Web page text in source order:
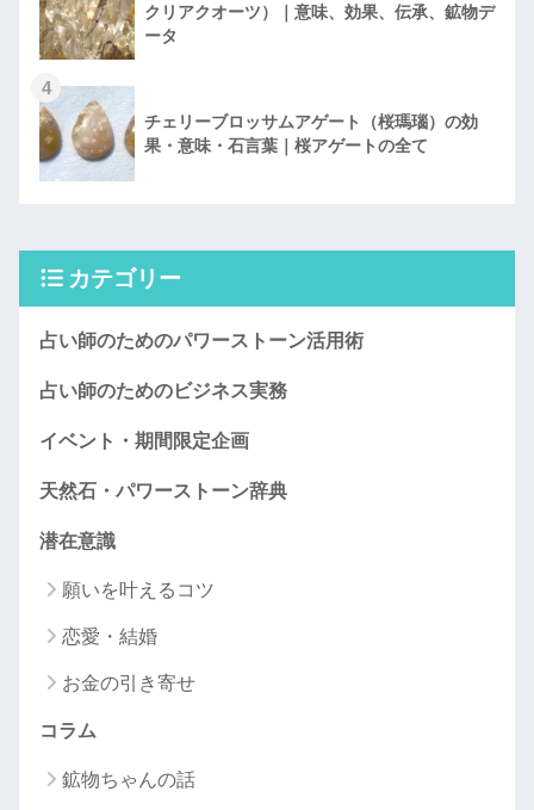
クリアクオーツ）｜意味、効果、伝承、鉱物デ
ータ
4
チェリーブロッサムアゲート（桜瑪瑙）の効
果・意味・石言葉｜桜アゲートの全て
カテゴリー
占い師のためのパワーストーン活用術
占い師のためのビジネス実務
イベント・期間限定企画
天然石・パワーストーン辞典
潜在意識
願いを叶えるコツ
恋愛・結婚
お金の引き寄せ
コラム
鉱物ちゃんの話